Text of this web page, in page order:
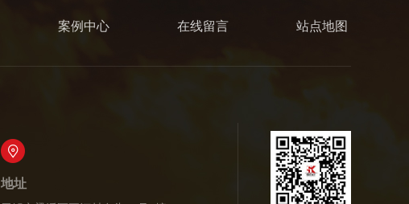
案例中心 在线留言 站点地图
地址